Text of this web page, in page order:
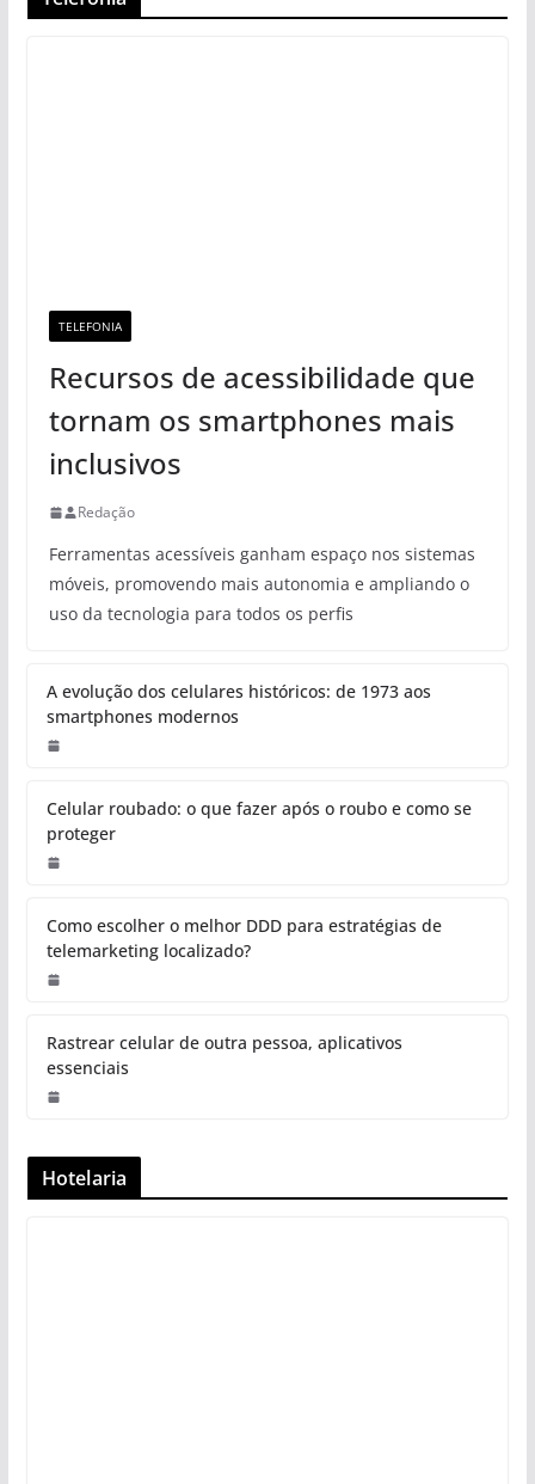
TELEFONIA
Recursos de acessibilidade que
tornam os smartphones mais
inclusivos
Redação
Ferramentas acessíveis ganham espaço nos sistemas
móveis, promovendo mais autonomia e ampliando o
uso da tecnologia para todos os perfis
A evolução dos celulares históricos: de 1973 aos
smartphones modernos
Celular roubado: o que fazer após o roubo e como se
proteger
Como escolher o melhor DDD para estratégias de
telemarketing localizado?
Rastrear celular de outra pessoa, aplicativos
essenciais
Hotelaria